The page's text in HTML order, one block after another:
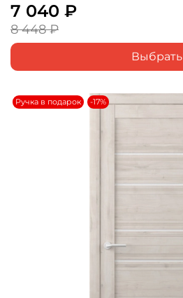
7 040 ₽
8 448 ₽
Выбрать
Ручка в подарок -17%